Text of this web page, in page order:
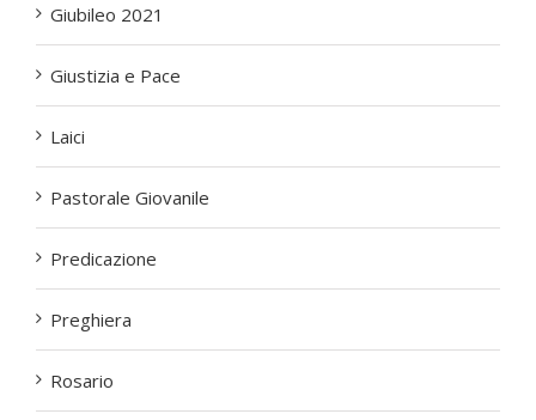
Giubileo 2021
Giustizia e Pace
Laici
Pastorale Giovanile
Predicazione
Preghiera
Rosario